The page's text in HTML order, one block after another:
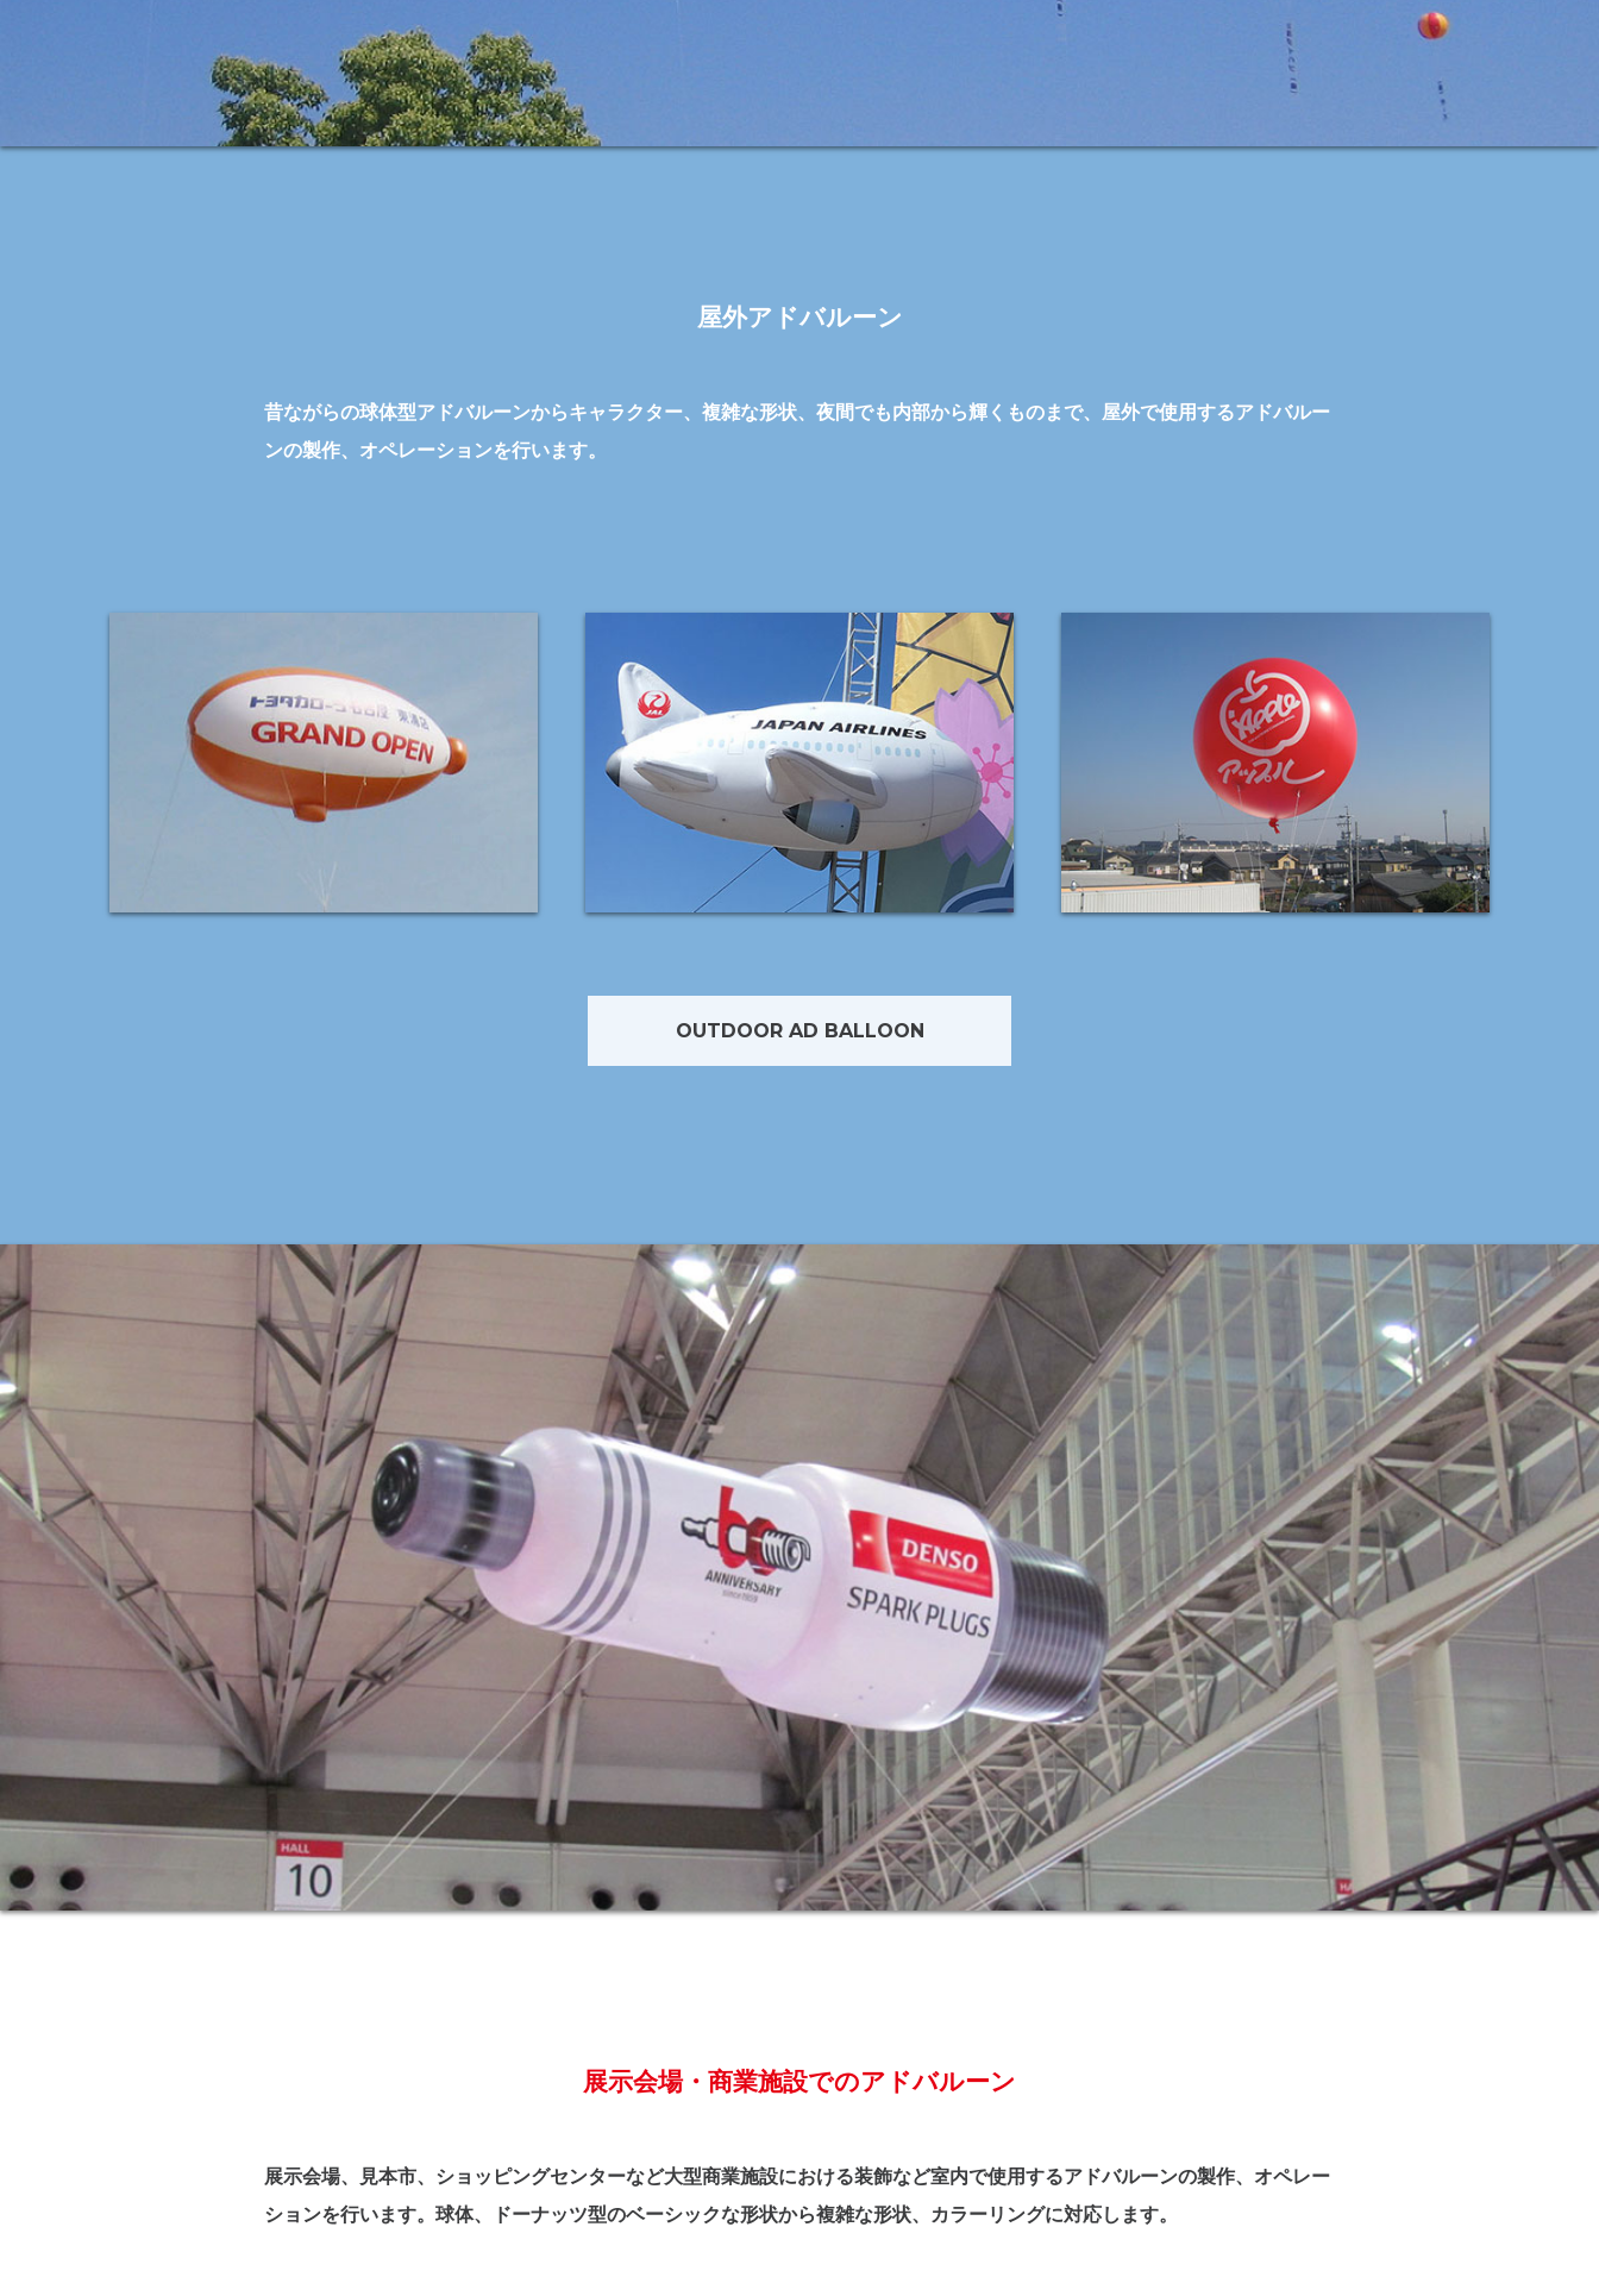
屋外アドバルーン
昔ながらの球体型アドバルーンからキャラクター、複雑な形状、夜間でも内部から輝くものまで、屋外で使用するアドバルー
ンの製作、オペレーションを行います。
OUTDOOR AD BALLOON
展示会場・商業施設でのアドバルーン
展示会場、見本市、ショッピングセンターなど大型商業施設における装飾など室内で使用するアドバルーンの製作、オペレー
ションを行います。球体、ドーナッツ型のベーシックな形状から複雑な形状、カラーリングに対応します。